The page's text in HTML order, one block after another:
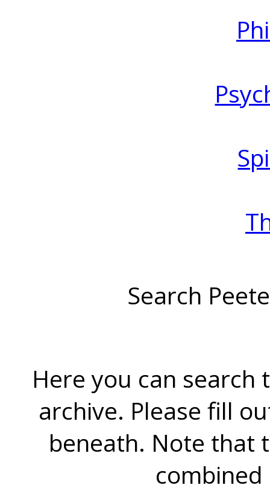
Search
Here you can search
archive. Please fill
beneath. Note that
combined